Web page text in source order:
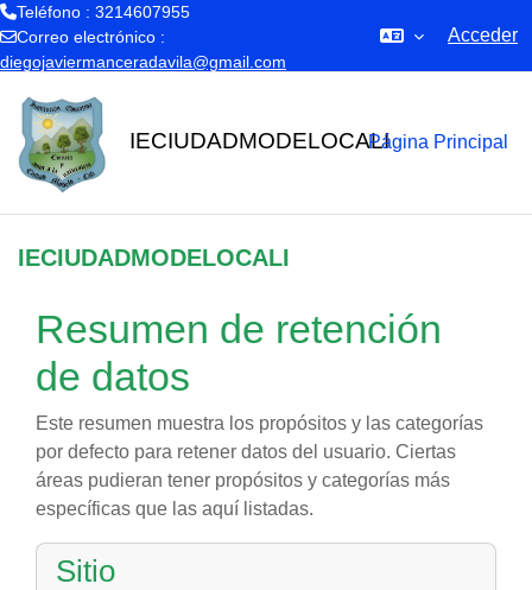
Teléfono : 3214607955
Correo electrónico :
diegojaviermanceradavila@gmail.com
Acceder
IECIUDADMODELOCALIPágina Principal
IECIUDADMODELOCALI
Resumen de retención
de datos
Este resumen muestra los propósitos y las categorías
por defecto para retener datos del usuario. Ciertas
áreas pudieran tener propósitos y categorías más
específicas que las aquí listadas.
Sitio